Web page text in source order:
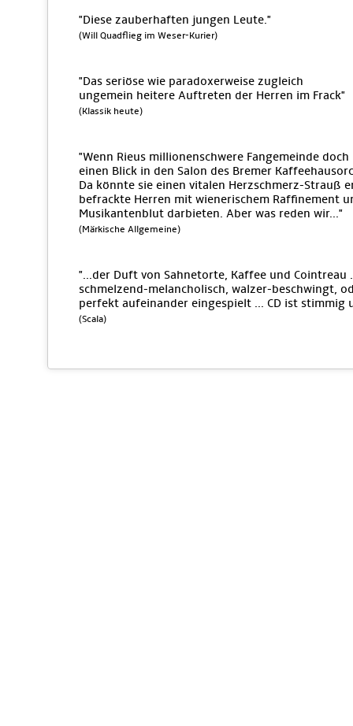
"Diese zauberhaften jungen Leute."
(Will Quadflieg im Weser-Kurier)
"Das seriöse wie paradoxerweise zugleich
ungemein heitere Auftreten der Herren im Frack"
(Klassik heute)
"Wenn Rieus millionenschwere Fangemeinde
einen Blick in den Salon des Bremer
Da könnte sie einen vitalen Herzschmerz-Strauß
befrackte Herren mit wienerischem Raffinement
Musikantenblut darbieten. Aber was reden wir..."
(Märkische Allgemeine)
"...der Duft von Sahnetorte, Kaffee und Cointreau
schmelzend-melancholisch, walzer-beschwingt,
perfekt aufeinander eingespielt ... CD ist stimmig
(Scala)